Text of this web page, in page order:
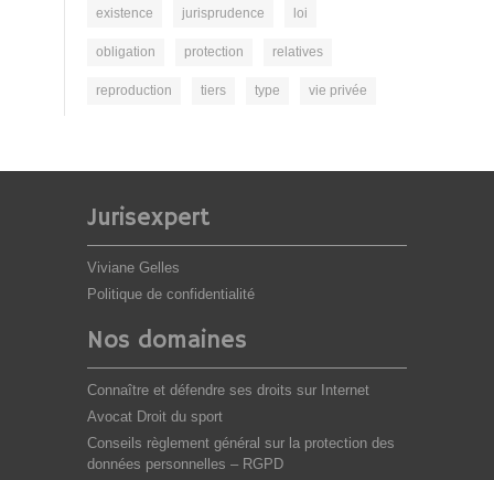
existence jurisprudence loi
obligation protection relatives
reproduction tiers type vie privée
Jurisexpert
Viviane Gelles
Politique de confidentialité
Nos domaines
Connaître et défendre ses droits sur Internet
Avocat Droit du sport
Conseils règlement général sur la protection des
données personnelles – RGPD